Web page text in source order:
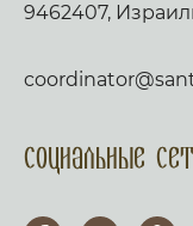
9462407,
Социальные